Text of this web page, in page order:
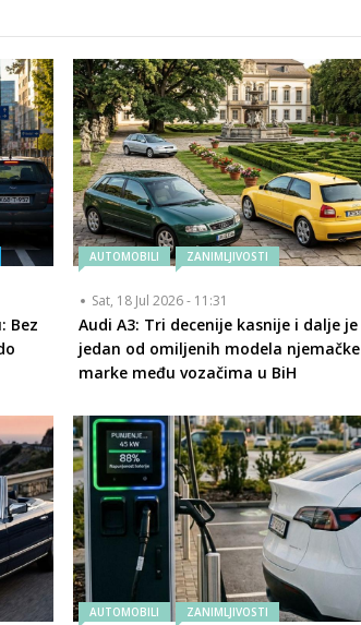
Bez
AUTOMOBILI ZANIMLJIVOSTI
Sat, 18 Jul 2026 - 11:31
Audi A3: Tri decenije kasnije i dalje je
jedan od omiljenih modela njemačke
marke među vozačima u BiH
AUTOMOBILI ZANIMLJIVOSTI